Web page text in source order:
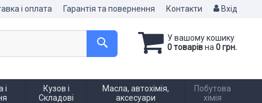
і оплата Гарантія та повернення Контакти Вхід
У вашому кошику
0 товарівна 0 грн.
і
Кузов і
Складові
Масла, автохімія,
аксесуари
Побутова
хімія